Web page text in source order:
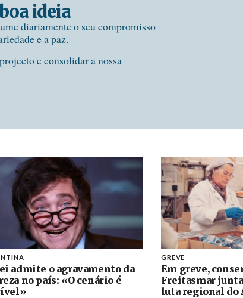
ideia
diariamente o seu compromisso
e a paz.
e consolidar a nossa
admite o agravamento da
no país: «O cenário é
GREVE
Em greve,
Freitasmar
luta regional do